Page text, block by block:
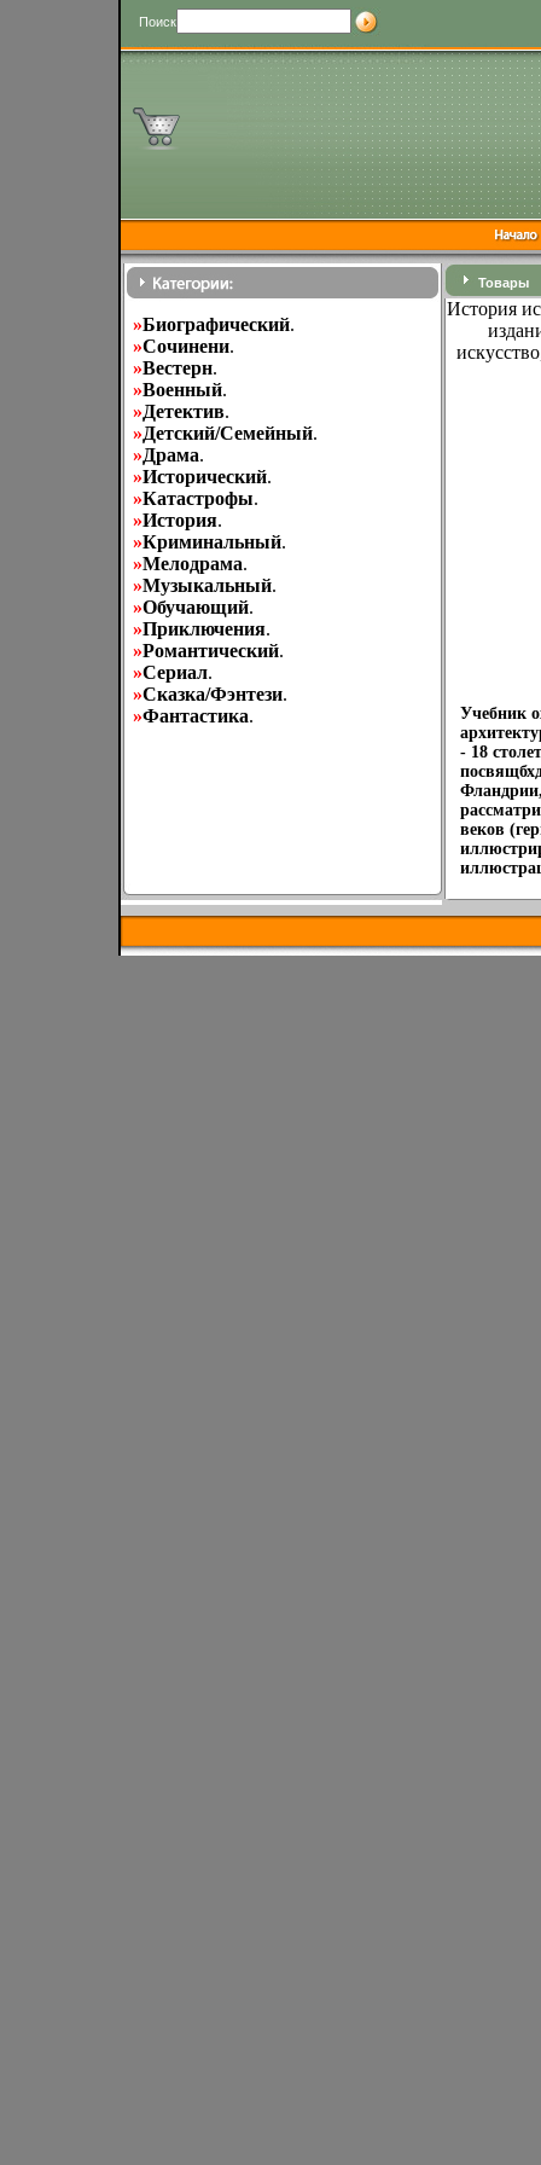
Поиск
»Биографический.
»Cочинени.
»Вестерн.
»Военный.
»Детектив.
»Детский/Семейный.
»Драма.
»Исторический.
»Катастрофы.
»История.
»Криминальный.
»Мелодрама.
»Музыкальный.
»Обучающий.
»Приключения.
»Романтический.
»Сериал.
»Сказка/Фэнтези.
»Фантастика.
Товары
История
Учебник
- 18
веков